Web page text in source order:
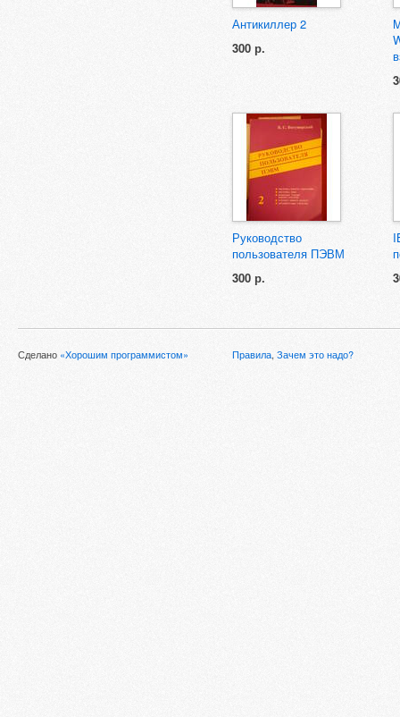
Антикиллер 2
300 р.
Руководство
пользователя ПЭВМ
300 р.
Сделано «Хорошим программистом» Правила, Зачем это надо?